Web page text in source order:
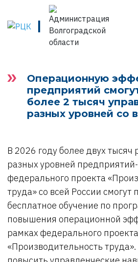
Операционную
предприятий
более 2 тысяч
разных уровней со
В 2026 году более двух тысяч
разных уровней
федерального проекта
труда» со всей России смогут
бесплатное обучение по
повышения операционной
рамках федерального проекта
«Производительность